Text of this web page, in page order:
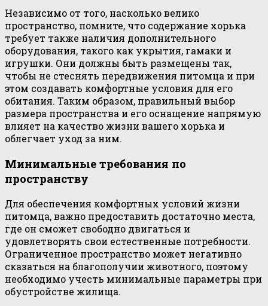
Независимо от того, насколько велико
пространство, помните, что содержание хорька
требует также наличия дополнительного
оборудования, такого как укрытия, гамаки и
игрушки. Они должны быть размещены так,
чтобы не стеснять передвижения питомца и при
этом создавать комфортные условия для его
обитания. Таким образом, правильный выбор
размера пространства и его оснащение напрямую
влияет на качество жизни вашего хорька и
облегчает уход за ним.
Минимальные требования по
пространству
Для обеспечения комфортных условий жизни
питомца, важно предоставить достаточно места,
где он сможет свободно двигаться и
удовлетворять свои естественные потребности.
Ограниченное пространство может негативно
сказаться на благополучии животного, поэтому
необходимо учесть минимальные параметры при
обустройстве жилища.